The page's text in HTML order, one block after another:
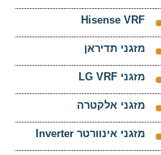
Hisense VRF
מזגני תדיראן
מזגני LG VRF
מזגני אלקטרה
מזגני אינוורטר Inverter